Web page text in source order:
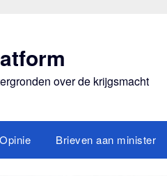
over de krijgsmacht
Opinie Brieven aan minister